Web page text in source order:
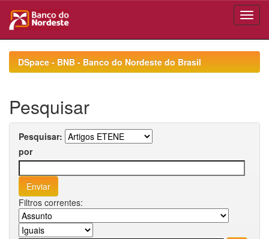
navigationDSpace - BNB - Banco do Nordeste do Brasil
Pesquisar
Pesquisar:
por
Filtros correntes: